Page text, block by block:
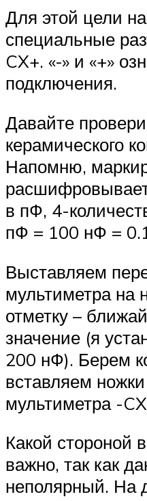
Для этой цели
специальные
CX+. «-» и «+»
подключения.
Давайте
керамического
Напомню,
в пФ, 4-
пФ = 100 нФ =
Выставляем
мультиметра на
отметку –
значение (я
200 нФ). Берем
вставляем
мультиметра -
Какой стороной
важно, так как
неполярный. На